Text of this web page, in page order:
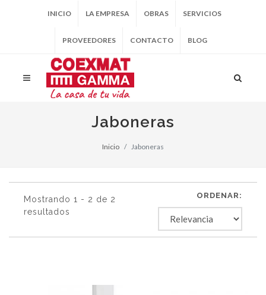
INICIO LA EMPRESA OBRAS SERVICIOS
PROVEEDORES CONTACTO BLOG
Jaboneras
Inicio Jaboneras
Mostrando 1 - 2 de 2
resultados
ORDENAR: